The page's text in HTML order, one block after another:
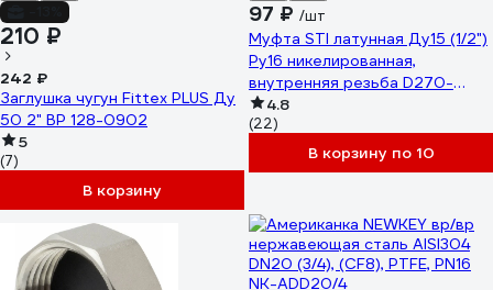
210 ₽
242 ₽
Заглушка чугун Fittex PLUS Ду
50 2" ВР 128-0902
5
(7)
В корзину
97 ₽ /шт
Муфта STI латунная Ду15 (1/2")
Ру16 никелированная,
внутренняя резьба D270-
00416
4.8
(22)
В корзину по 10